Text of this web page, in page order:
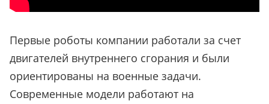
Первые роботы компании работали за счет
двигателей внутреннего сгорания и были
ориентированы на военные задачи.
Современные модели работают на